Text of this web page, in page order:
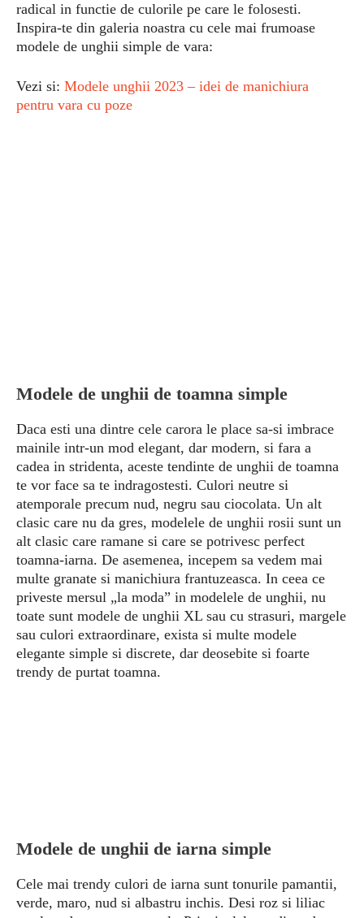
radical in functie de culorile pe care le folosesti.
Inspira-te din galeria noastra cu cele mai frumoase
modele de unghii simple de vara:
Vezi si: Modele unghii 2023 – idei de manichiura
pentru vara cu poze
Modele de unghii de toamna simple
Daca esti una dintre cele carora le place sa-si imbrace
mainile intr-un mod elegant, dar modern, si fara a
cadea in stridenta, aceste tendinte de unghii de toamna
te vor face sa te indragostesti. Culori neutre si
atemporale precum nud, negru sau ciocolata. Un alt
clasic care nu da gres, modelele de unghii rosii sunt un
alt clasic care ramane si care se potrivesc perfect
toamna-iarna. De asemenea, incepem sa vedem mai
multe granate si manichiura frantuzeasca. In ceea ce
priveste mersul „la moda” in modelele de unghii, nu
toate sunt modele de unghii XL sau cu strasuri, margele
sau culori extraordinare, exista si multe modele
elegante simple si discrete, dar deosebite si foarte
trendy de purtat toamna.
Modele de unghii de iarna simple
Cele mai trendy culori de iarna sunt tonurile pamantii,
verde, maro, nud si albastru inchis. Desi roz si liliac